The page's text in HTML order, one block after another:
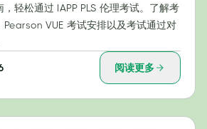
轻松通过 IAPP PLS 伦理考试。了解考
Pearson VUE 考试安排以及考试通过对
阅读更多